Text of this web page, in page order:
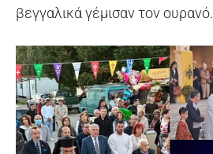
βεγγαλικά γέμισαν τον ουρανό.